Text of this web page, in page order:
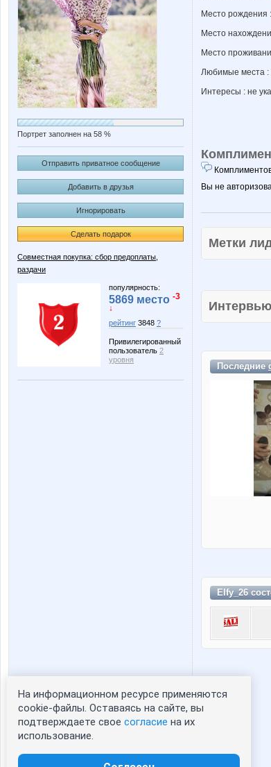
Портрет заполнен на 58 %
Отправить приватное сообщение
Добавить в друзья
Игнорировать
Сделать подарок
Совместная покупка: сбор предоплаты,
раздачи
популярность:
5869 место -3
↓
рейтинг 3848 ?
Привилегированный
пользователь 2
уровня
Статистика портрета:
сейчас просматривают портрет - 0
зарегистрированные пользователи
Место рождения :
Место
Место
Любимые места :
Интересы : не
Вы не
Метки
Последние
Elfy_26
На информационном ресурсе применяются
cookie-файлы. Оставаясь на сайте, вы
подтверждаете свое согласие на их
использование.